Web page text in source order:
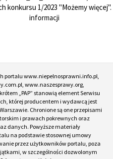
konkursu 1/2023 "Możemy więcej".
informacji
portalu www.niepelnosprawni.info.pl,
www.naszesprawy.org,
„PAP” stanowią element Serwisu
której producentem i wydawcą jest
Chronione są one przepisami
i prawach pokrewnych oraz
danych. Powyższe materiały
na podstawie stosownej umowy
przez użytkowników portalu, poza
w szczególności dozwolonym